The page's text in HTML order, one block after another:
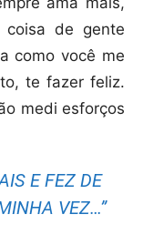
de gente
como você me
te fazer feliz.
medi esforços
E FEZ DE
VEZ…”